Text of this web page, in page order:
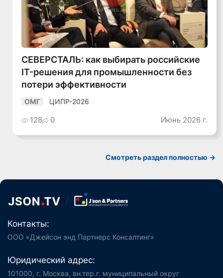
Смотреть видео
СЕВЕРСТАЛЬ: как выбирать российские
IT-решения для промышленности без
потери эффективности
ОМГ ЦИПР-2026
128 0 Июнь 2026 г.
Смотреть раздел полностью ->
Контакты:
ООО «Джейсон энд Партнерс Консалтинг»
Юридический адрес:
101000, г. Москва, вн.тер.г. муниципальный округ